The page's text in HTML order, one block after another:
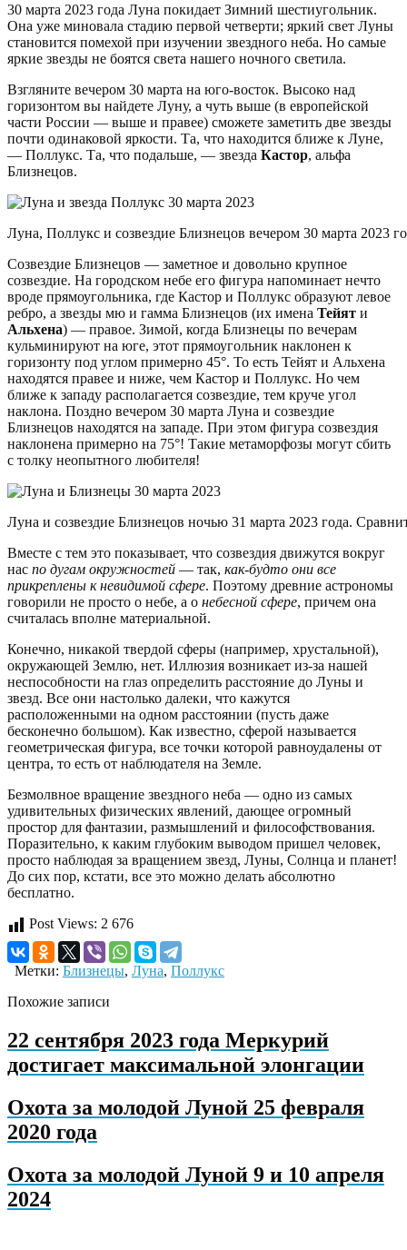
30 марта 2023 года Луна покидает Зимний шестиугольник.
Она уже миновала стадию первой четверти; яркий свет Луны
становится помехой при изучении звездного неба. Но самые
яркие звезды не боятся света нашего ночного светила.
Взгляните вечером 30 марта на юго-восток. Высоко над
горизонтом вы найдете Луну, а чуть выше (в европейской
части России — выше и правее) сможете заметить две звезды
почти одинаковой яркости. Та, что находится ближе к Луне,
— Поллукс. Та, что подальше, — звезда Кастор, альфа
Близнецов.
Луна, Поллукс и созвездие Близнецов вечером 30 марта 2023
Созвездие Близнецов — заметное и довольно крупное
созвездие. На городском небе его фигура напоминает нечто
вроде прямоугольника, где Кастор и Поллукс образуют левое
ребро, а звезды мю и гамма Близнецов (их имена Тейят и
Альхена) — правое. Зимой, когда Близнецы по вечерам
кульминируют на юге, этот прямоугольник наклонен к
горизонту под углом примерно 45°. То есть Тейят и Альхена
находятся правее и ниже, чем Кастор и Поллукс. Но чем
ближе к западу располагается созвездие, тем круче угол
наклона. Поздно вечером 30 марта Луна и созвездие
Близнецов находятся на западе. При этом фигура созвездия
наклонена примерно на 75°! Такие метаморфозы могут сбить
с толку неопытного любителя!
Луна и созвездие Близнецов ночью 31 марта 2023 года.
Вместе с тем это показывает, что созвездия движутся вокруг
нас по дугам окружностей — так, как-будто они все
прикреплены к невидимой сфере. Поэтому древние астрономы
говорили не просто о небе, а о небесной сфере, причем она
считалась вполне материальной.
Конечно, никакой твердой сферы (например, хрустальной),
окружающей Землю, нет. Иллюзия возникает из-за нашей
неспособности на глаз определить расстояние до Луны и
звезд. Все они настолько далеки, что кажутся
расположенными на одном расстоянии (пусть даже
бесконечно большом). Как известно, сферой называется
геометрическая фигура, все точки которой равноудалены от
центра, то есть от наблюдателя на Земле.
Безмолвное вращение звездного неба — одно из самых
удивительных физических явлений, дающее огромный
простор для фантазии, размышлений и философствования.
Поразительно, к каким глубоким выводом пришел человек,
просто наблюдая за вращением звезд, Луны, Солнца и планет!
До сих пор, кстати, все это можно делать абсолютно
бесплатно.
Post Views: 2 676
Метки: Близнецы, Луна, Поллукс
Похожие записи
22 сентября 2023 года Меркурий
достигает максимальной элонгации
Охота за молодой Луной 25 февраля
2020 года
Охота за молодой Луной 9 и 10 апреля
2024